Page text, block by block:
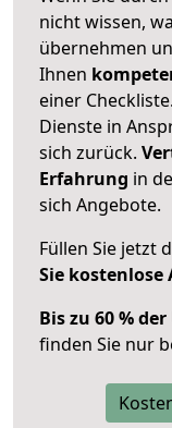
nicht wissen,
übernehmen
Ihnen
einer Checkliste.
Dienste in
sich zurück.
Erfahrung in
sich Angebote.
Füllen Sie jetzt
Sie kostenlose
Bis zu 60 %
finden Sie nur